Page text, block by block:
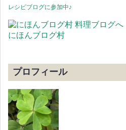
レシピブログに参加中♪
にほんブログ村
プロフィール